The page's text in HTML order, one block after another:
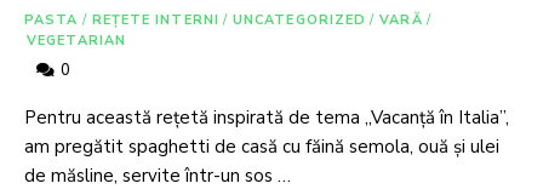
PASTA / REȚETE INTERNI / UNCATEGORIZED / VARĂ /
VEGETARIAN
0
Pentru această rețetă inspirată de tema „Vacanță în Italia”,
am pregătit spaghetti de casă cu făină semola, ouă și ulei
de măsline, servite într-un sos …